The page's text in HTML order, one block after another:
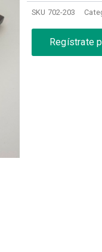
SKU 702-203
Regístrate